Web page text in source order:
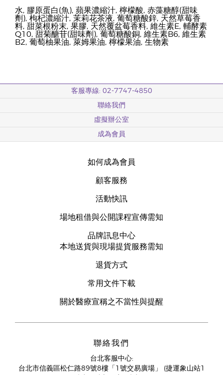
水, 膠原蛋白(魚), 蘋果濃縮汁, 檸檬酸, 赤藻糖醇(甜味
劑), 枸杞濃縮汁, 茉莉花茶液, 葡萄糖酸鋅, 天然草莓香
料, 甜菜根粉末, 果膠, 天然覆盆莓香料, 維生素E, 輔酵素
Q10, 甜菊醣苷(甜味劑), 葡萄糖酸銅, 維生素B6, 維生素
B2, 葡萄柚果油, 萊姆果油, 檸檬果油, 生物素
客服專線: 02-7747-4850
聯絡我們
虛擬辦公室
成為會員
如何成為會員
顧客服務
活動快訊
場地租借與公開課程宣傳需知
品牌訊息中心
本地送貨與現場提貨服務需知
退貨方式
常用文件下載
關於醫療宣稱之不當性與提醒
聯絡我們
台北客服中心:
台北市信義區松仁路89號8樓「1號交易廣場」 (捷運象山站1